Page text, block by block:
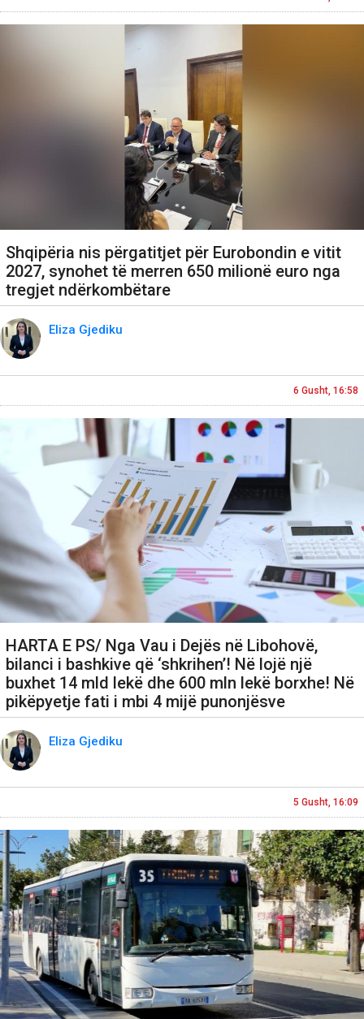
Shqipëria nis përgatitjet për Eurobondin e vitit
2027, synohet të merren 650 milionë euro nga
tregjet ndërkombëtare
Eliza Gjediku
6 Gusht, 16:58
HARTA E PS/ Nga Vau i Dejës në Libohovë,
bilanci i bashkive që ‘shkrihen’! Në lojë një
buxhet 14 mld lekë dhe 600 mln lekë borxhe! Në
pikëpyetje fati i mbi 4 mijë punonjësve
Eliza Gjediku
5 Gusht, 16:09